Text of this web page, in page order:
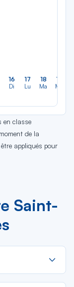
16
Di
17
Lu
18
Ma
19
Me
en classe
de la
appliqués pour
Saint-